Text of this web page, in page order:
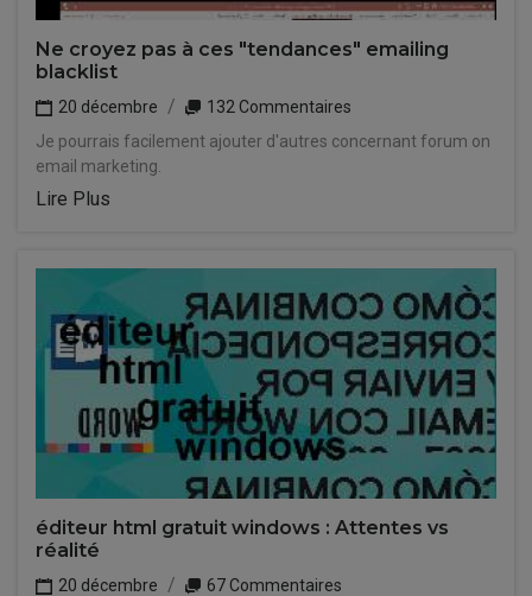
Ne croyez pas à ces "tendances" emailing
blacklist
20 décembre
132 Commentaires
Je pourrais facilement ajouter d'autres concernant forum on
email marketing.
Lire Plus
éditeur html gratuit windows : Attentes vs
réalité
20 décembre
67 Commentaires